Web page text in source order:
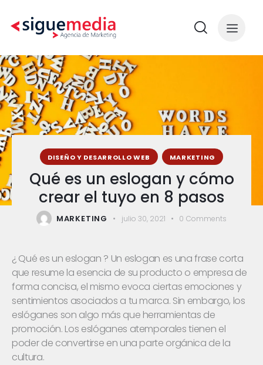
DISEÑO Y DESARROLLO WEB MARKETING
Qué es un eslogan y cómo
crear el tuyo en 8 pasos
MARKETING julio 30, 2021 0 Comments
¿ Qué es un eslogan ? Un eslogan es una frase corta
que resume la esencia de su producto o empresa de
forma concisa, el mismo evoca ciertas emociones y
sentimientos asociados a tu marca. Sin embargo, los
eslóganes son algo más que herramientas de
promoción. Los eslóganes atemporales tienen el
poder de convertirse en una parte orgánica de la
cultura.